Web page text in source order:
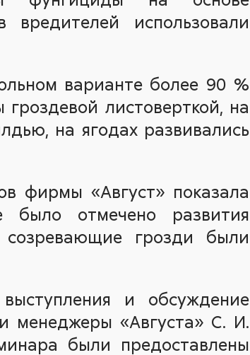
вредителей использовали
варианте более 90 %
листоверткой, на
на ягодах развивались
фирмы «Август» показала
было отмечено развития
созревающие грозди были
и обсуждение
менеджеры «Августа» С. И.
были предоставлены